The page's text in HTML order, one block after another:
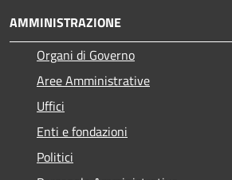
AMMINISTRAZIONE
Organi di Governo
Aree Amministrative
Uffici
Enti e fondazioni
Politici